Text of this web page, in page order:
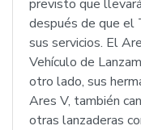
previsto que
después de que el
sus servicios. El
Vehículo de
otro lado, sus
Ares V, también
otras lanzaderas